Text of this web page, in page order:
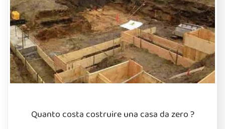
Quanto costa costruire una casa da zero ?